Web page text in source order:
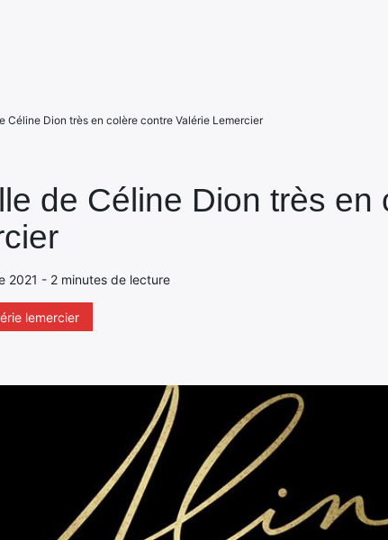
de Céline Dion très en
2021 - 2 minutes de lecture
lemercier
Céline Dion très en colère contre Valérie Lemercier